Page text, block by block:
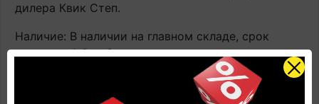
дилера Квик Степ.
Наличие: В наличии на главном складе, срок
поставки 1-3 рабочих дня.
Оплачивайте товар онлайн. Так будет дешевле!